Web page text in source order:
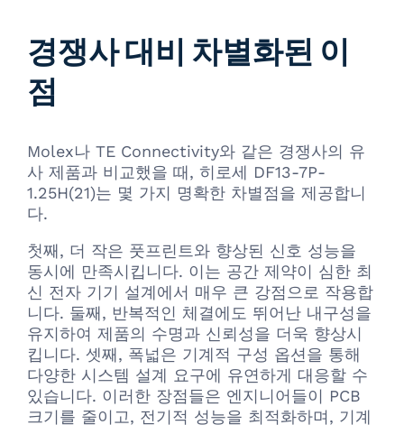
경쟁사 대비 차별화된 이
점
Molex나 TE Connectivity와 같은 경쟁사의 유
사 제품과 비교했을 때, 히로세 DF13-7P-
1.25H(21)는 몇 가지 명확한 차별점을 제공합니
다.
첫째, 더 작은 풋프린트와 향상된 신호 성능을
동시에 만족시킵니다. 이는 공간 제약이 심한 최
신 전자 기기 설계에서 매우 큰 강점으로 작용합
니다. 둘째, 반복적인 체결에도 뛰어난 내구성을
유지하여 제품의 수명과 신뢰성을 더욱 향상시
킵니다. 셋째, 폭넓은 기계적 구성 옵션을 통해
다양한 시스템 설계 요구에 유연하게 대응할 수
있습니다. 이러한 장점들은 엔지니어들이 PCB
크기를 줄이고, 전기적 성능을 최적화하며, 기계